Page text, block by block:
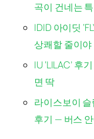
곡이 건네는
IDID 아이딧
상쾌할 줄이야
IU ‘LILAC’ 후
면 딱
라이스보이 슬
후기 — 버스